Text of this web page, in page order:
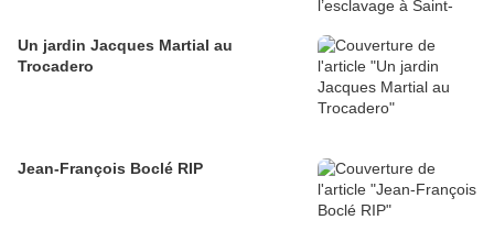
Un jardin Jacques Martial au
Trocadero
Jean-François Boclé RIP